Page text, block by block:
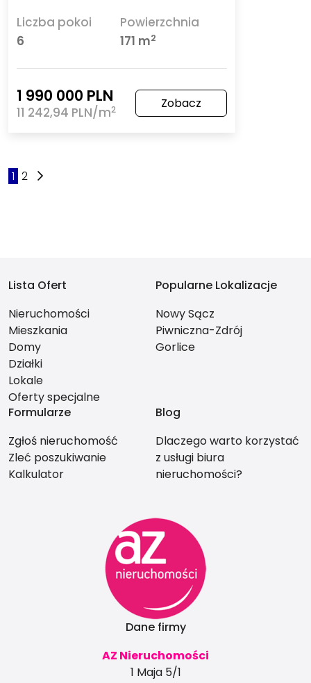
Liczba pokoi
6
Powierzchnia
171 m2
1 990 000 PLN
11 242,94 PLN/m2 Zobacz
1 2
Lista Ofert
Nieruchomości
Mieszkania
Domy
Działki
Lokale
Oferty specjalne
Popularne Lokalizacje
Nowy Sącz
Piwniczna-Zdrój
Gorlice
Formularze
Zgłoś nieruchomość
Zleć poszukiwanie
Kalkulator
Blog
Dlaczego warto korzystać
z usługi biura
nieruchomości?
Dane firmy
AZ Nieruchomości
1 Maja 5/1